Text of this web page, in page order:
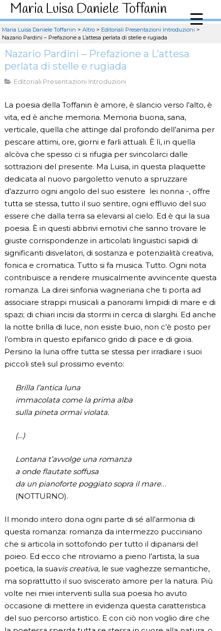
Maria Luisa Daniele Toffanin
Maria Luisa Daniele Toffanin > Altro > Editoriali Presentazioni Introduzioni >
Nazario Pardini – Prefazione a L’attesa perlata di stelle e rugiada
Nazario Pardini – Prefazione a L’attesa
perlata di stelle e rugiada
Editoriali Presentazioni Introduzioni
La poesia della Toffanin è amore, è slancio verso l’alto, è
vita, ed è anche memoria. Memoria buona, sana,
verticale, quella che attinge dal profondo dell’anima per
pescare attimi, ore, giorni e farli attuali. È lì, in quella
alcòva che spesso ci si rifugia per svincolarci dalle
sottrazioni del presente. Ma Luisa, in questa plaquette
dedicata al nuovo pargoletto venuto a spruzzare
d’azzurro ogni angolo del suo esistere lei nonna -, offre
tutta se stessa, tutto il suo sentire, ogni effluvio del suo
essere che dalla terra sa elevarsi al cielo. Ed è qui la sua
poesia. È in questi abbrivi emotivi che sanno trovare le
giuste corrispondenze in articolati linguistici sapidi di
significanti disvelatori, di sostanza e potenzialità creativa,
fonica e cromatica. Tutto si fa musica. Tutto. Ogni nota
contribuisce a rendere musicalmente avvincente questa
romanza. La direi sinfonia wagneriana che ti porta ad
associare strappi musicali a panorami limpidi di mare e di
spazi; di chiari incisi da stormi in cerca di slarghi. Ed anche
la notte brilla di luce, non esiste buio, non c’è posto per
l’ombra in questo epifanico grido di pace e di gioia.
Persino la luna offre tutta se stessa per irradiare i suoi
piccoli steli sul prossimo evento:
Brilla l’antica luna
immacolata come la prima alba
sulla pineta ormai violata.
(…)
Lontana t’avvolge una romanza
a onde flautate soffusa
da un pianoforte poggiato sopra il mare…
(NOTTURNO).
Il mondo intero dona ogni parte di sé all’armonia di
questa romanza: romanza da intermezzo pucciniano
che si articola in sottofondo per tutto il dipanarsi del
poieo. Ed ecco che ritroviamo a pieno l’artista, la sua
poetica, la suavis creativa, le sue vaghezze semantiche,
ma soprattutto il suo sviscerato amore per la natura. Più
volte nei miei interventi sulla sua poesia ho avuto
occasione di mettere in evidenza questa caratteristica
del suo percorso artistico. E con ciò non voglio dire che